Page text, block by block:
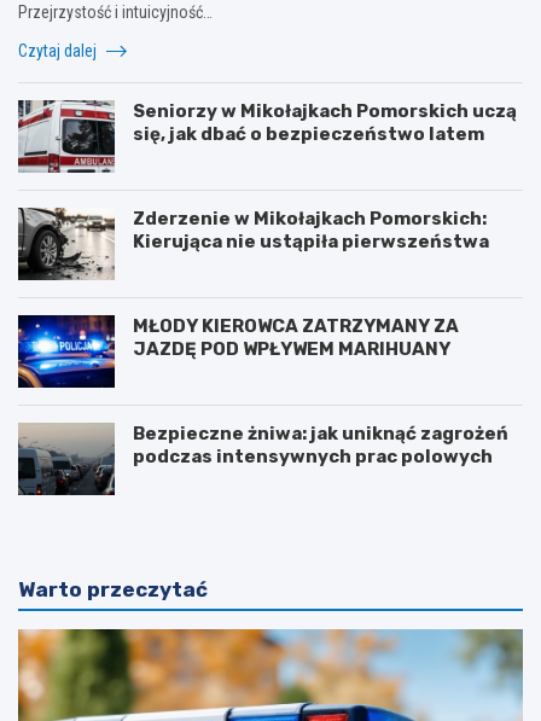
Przejrzystość i intuicyjność…
Czytaj dalej
Seniorzy w Mikołajkach Pomorskich uczą
się, jak dbać o bezpieczeństwo latem
Zderzenie w Mikołajkach Pomorskich:
Kierująca nie ustąpiła pierwszeństwa
MŁODY KIEROWCA ZATRZYMANY ZA
JAZDĘ POD WPŁYWEM MARIHUANY
Bezpieczne żniwa: jak uniknąć zagrożeń
podczas intensywnych prac polowych
Warto przeczytać